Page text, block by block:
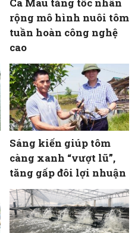
rộng mô hình nuôi tôm
tuần hoàn công nghệ
cao
Sáng kiến giúp tôm
càng xanh “vượt lũ”,
tăng gấp đôi lợi nhuận